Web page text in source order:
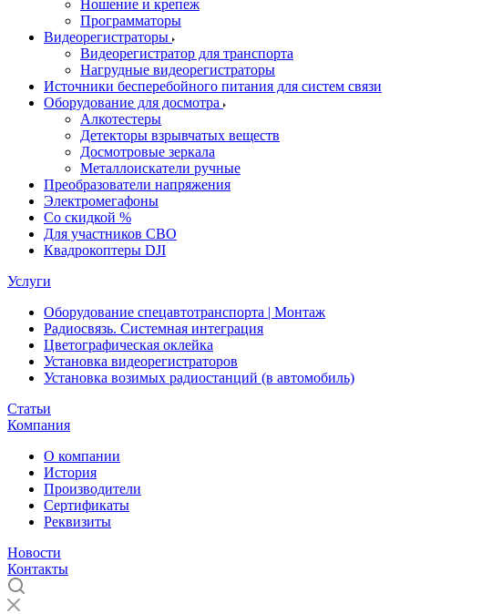
Ношение и крепеж
Программаторы
Видеорегистраторы
Видеорегистратор для транспорта
Нагрудные видеорегистраторы
Источники бесперебойного питания для систем связи
Оборудование для досмотра
Алкотестеры
Детекторы взрывчатых веществ
Досмотровые зеркала
Металлоискатели ручные
Преобразователи напряжения
Электромегафоны
Со скидкой %
Для участников СВО
Квадрокоптеры DJI
Услуги
Оборудование спецавтотранспорта | Монтаж
Радиосвязь. Системная интеграция
Цветографическая оклейка
Установка видеорегистраторов
Установка возимых радиостанций (в автомобиль)
Статьи
Компания
О компании
История
Производители
Сертификаты
Реквизиты
Новости
Контакты